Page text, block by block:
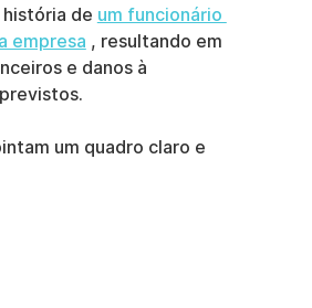
de um funcionário
empresa , resultando em
e danos à
um quadro claro e